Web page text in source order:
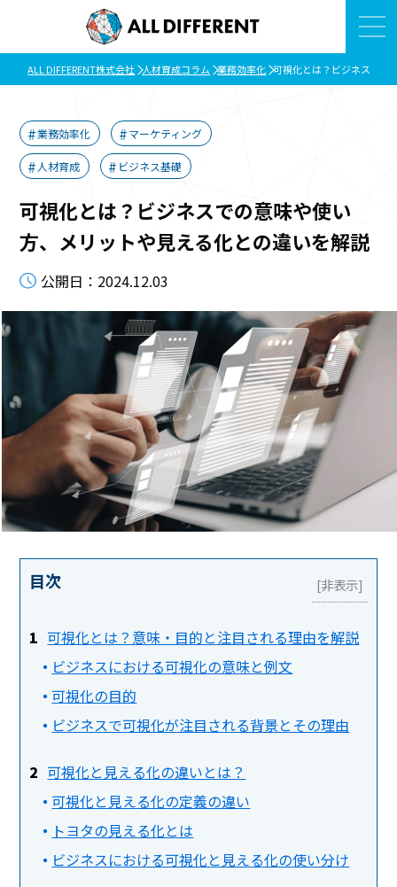
ALL DIFFERENT株式会社 人材育成コラム 業務効率化 可視化とは？ビジネスでの
業務効率化 マーケティング
人材育成 ビジネス基礎
可視化とは？ビジネスでの意味や使い
方、メリットや見える化との違いを解説
公開日：2024.12.03
目次
可視化とは？意味・目的と注目される理由を解説
ビジネスにおける可視化の意味と例文
可視化の目的
ビジネスで可視化が注目される背景とその理由
可視化と見える化の違いとは？
可視化と見える化の定義の違い
トヨタの見える化とは
ビジネスにおける可視化と見える化の使い分け